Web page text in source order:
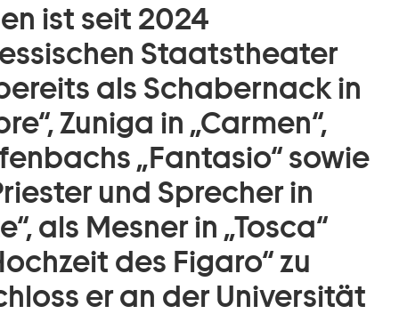
ist seit 2024
Staatstheater
als Schabernack in
Zuniga in „Carmen“,
„Fantasio“ sowie
und Sprecher in
als Mesner in „Tosca“
des Figaro“ zu
er an der Universität